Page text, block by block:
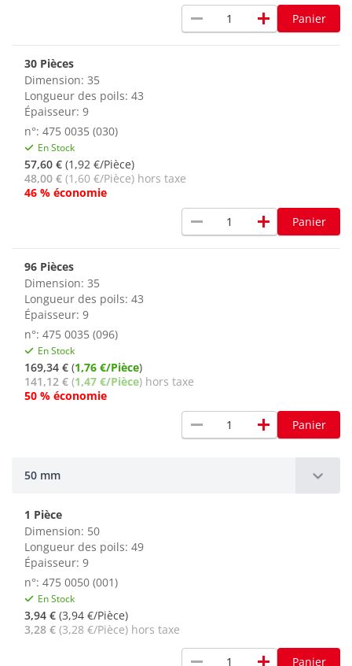
remove add Panier
30 Pièces
Dimension: 35
Longueur des poils: 43
Épaisseur: 9
n°: 475 0035 (030)
En Stock
57,60 € (1,92 €/Pièce)
48,00 € (1,60 €/Pièce) hors taxe
46 % économie
remove add Panier
96 Pièces
Dimension: 35
Longueur des poils: 43
Épaisseur: 9
n°: 475 0035 (096)
En Stock
169,34 € (1,76 €/Pièce)
141,12 € (1,47 €/Pièce) hors taxe
50 % économie
remove add Panier
50 mm
1 Pièce
Dimension: 50
Longueur des poils: 49
Épaisseur: 9
n°: 475 0050 (001)
En Stock
3,94 € (3,94 €/Pièce)
3,28 € (3,28 €/Pièce) hors taxe
remove add Panier